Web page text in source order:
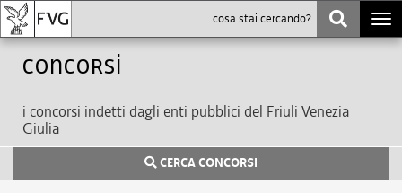
Concorsi
i concorsi indetti dagli enti pubblici del Friuli Venezia
Giulia
CERCA CONCORSI